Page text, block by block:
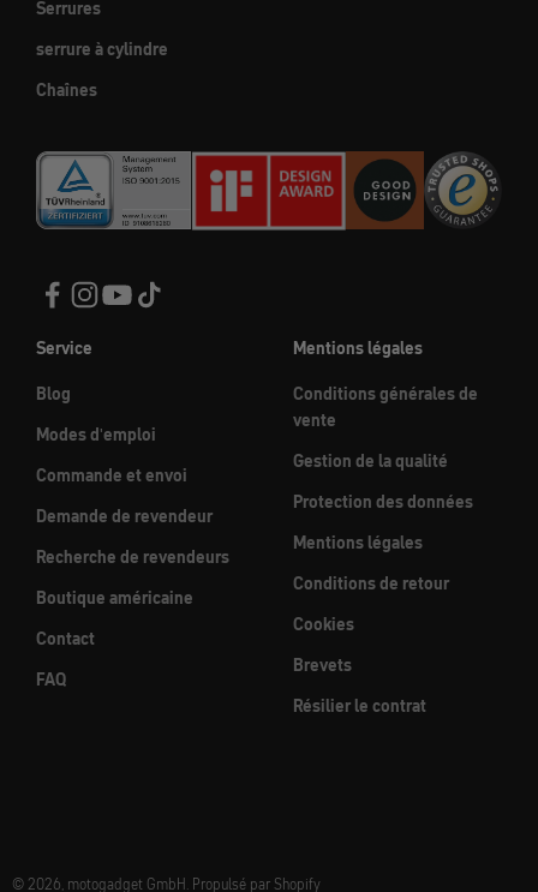
Serrures
serrure à cylindre
Chaînes
Service
Blog
Modes d'emploi
Commande et envoi
Demande de revendeur
Recherche de revendeurs
Boutique américaine
Contact
FAQ
Mentions légales
Conditions générales de
vente
Gestion de la qualité
Protection des données
Mentions légales
Conditions de retour
Cookies
Brevets
Résilier le contrat
© 2026, motogadget GmbH. Propulsé par Shopify